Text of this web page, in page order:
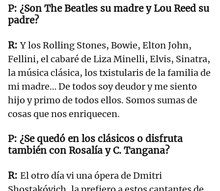
¿Son The Beatles su madre y Lou Reed su
padre?
Y los Rolling Stones, Bowie, Elton John,
Fellini, el cabaré de Liza Minelli, Elvis, Sinatra,
la música clásica, los txistularis de la familia de
mi madre… De todos soy deudor y me siento
hijo y primo de todos ellos. Somos sumas de
cosas que nos enriquecen.
¿Se quedó en los clásicos o disfruta
también con Rosalía y C. Tangana?
El otro día vi una ópera de Dmitri